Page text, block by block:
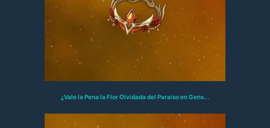
¿Vale la Pena la Flor Olvidada del Paraíso en Gens...